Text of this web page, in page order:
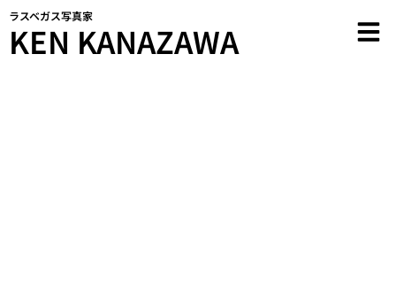
内
容
を
ラスベガス写真家
KEN KANAZAWA